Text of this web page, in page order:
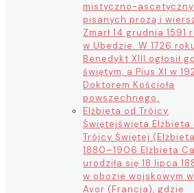
mistyczno-
pisanych prozą i
Zmarł 14 grudnia 1591
w Ubedzie. W 1726
Benedykt XIII ogłosił go
świętym, a Pius XI w
Doktorem Kościoła
powszechnego.
Elżbieta od Trójcy
Świętejświęta Elżbieta
Trójcy Świętej
1880–1906 Elżbieta
urodziła się 18 lipca
w obozie wojskowym
Avor (Francja), gdzie